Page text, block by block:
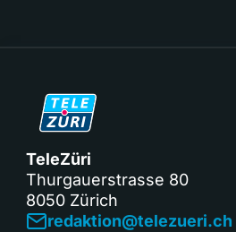
TeleZüri
Thurgauerstrasse 80
8050 Zürich
redaktion@telezueri.ch